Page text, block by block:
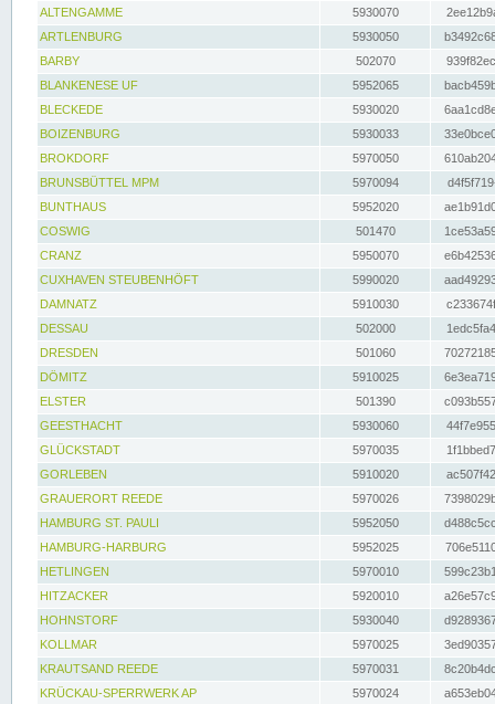
ALTENGAMME
5930070
ARTLENBURG
5930050
BARBY
502070
BLANKENESE UF
5952065
BLECKEDE
5930020
BOIZENBURG
5930033
BROKDORF
5970050
BRUNSBÜTTEL MPM
5970094
BUNTHAUS
5952020
COSWIG
501470
CRANZ
5950070
CUXHAVEN STEUBENHÖFT
5990020
DAMNATZ
5910030
DESSAU
502000
DRESDEN
501060
DÖMITZ
5910025
ELSTER
501390
GEESTHACHT
5930060
GLÜCKSTADT
5970035
GORLEBEN
5910020
GRAUERORT REEDE
5970026
HAMBURG ST. PAULI
5952050
HAMBURG-HARBURG
5952025
HETLINGEN
5970010
HITZACKER
5920010
HOHNSTORF
5930040
KOLLMAR
5970025
KRAUTSAND REEDE
5970031
KRÜCKAU-SPERRWERK AP
5970024